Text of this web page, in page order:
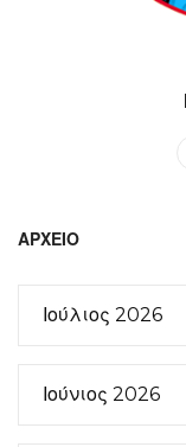
ΑΡΧΕΊΟ
Ιούλιος 2026
Ιούνιος 2026